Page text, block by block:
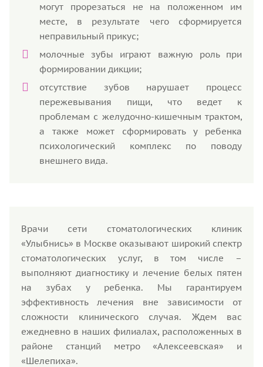
могут прорезаться не на положенном им
месте, в результате чего сформируется
неправильный прикус;
молочные зубы играют важную роль при
формировании дикции;
отсутствие зубов нарушает процесс
пережевывания пищи, что ведет к
проблемам с желудочно-кишечным трактом,
а также может сформировать у ребенка
психологический комплекс по поводу
внешнего вида.
Врачи сети стоматологических клиник
«Улыбнись» в Москве оказывают широкий спектр
стоматологических услуг, в том числе –
выполняют диагностику и лечение белых пятен
на зубах у ребенка. Мы гарантируем
эффективность лечения вне зависимости от
сложности клинического случая. Ждем вас
ежедневно в наших филиалах, расположенных в
районе станций метро «Алексеевская» и
«Шелепиха».